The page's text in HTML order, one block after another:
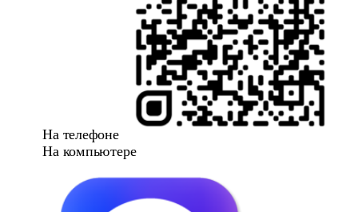
На телефоне
На компьютере